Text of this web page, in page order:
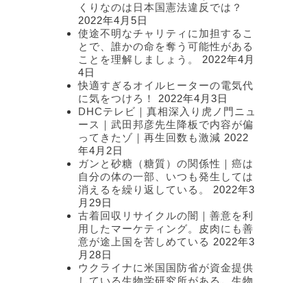
くりなのは日本国憲法違反では？
2022年4月5日
使途不明なチャリティに加担するこ
とで、誰かの命を奪う可能性がある
ことを理解しましょう。
2022年4月
4日
快適すぎるオイルヒーターの電気代
に気をつけろ！
2022年4月3日
DHCテレビ｜真相深入り虎ノ門ニュ
ース｜武田邦彦先生降板で内容が偏
ってきたゾ｜再生回数も激減 2022
年4月2日
ガンと砂糖（糖質）の関係性｜癌は
自分の体の一部、いつも発生しては
消えるを繰り返している。
2022年3
月29日
古着回収リサイクルの闇｜善意を利
用したマーケティング。皮肉にも善
意が途上国を苦しめている 2022年3
月28日
ウクライナに米国国防省が資金提供
している生物学研究所がある。生物